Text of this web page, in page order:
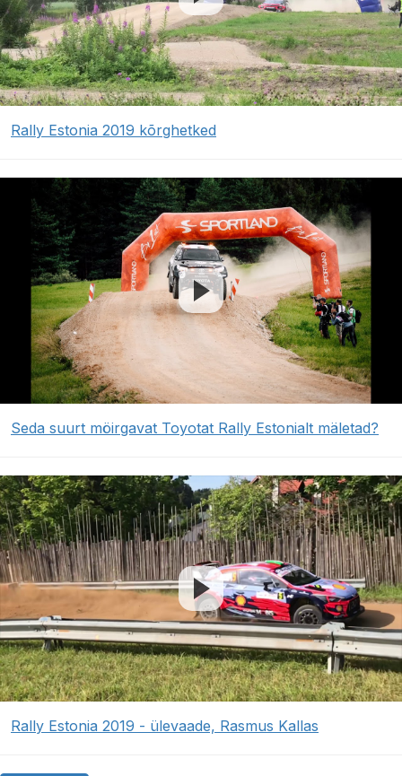
Rally Estonia 2019 kõrghetked
Seda suurt möirgavat Toyotat Rally Estonialt mäletad?
Rally Estonia 2019 - ülevaade, Rasmus Kallas